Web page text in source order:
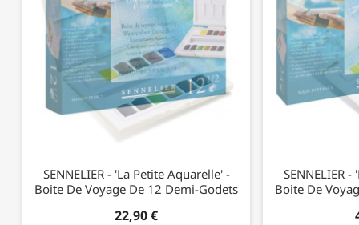
SENNELIER - 'La Petite Aquarelle' -
Boite De Voyage De 12 Demi-Godets
22,90 €
SENNELIER
Boite De